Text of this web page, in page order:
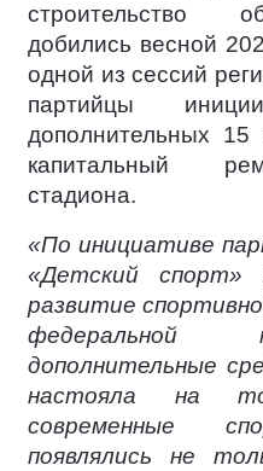
строительство
добились весной
одной из сессий
партийцы
дополнительных
капитальный
стадиона.
«По инициативе
«Детский
развитие
федеральной
дополнительные
настояла на
современные
появлялись не